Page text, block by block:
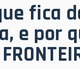
fica
e por